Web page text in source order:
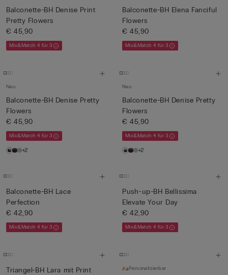
Balconette-BH Denise Print
Pretty Flowers
€ 45,90
Mix&Match 4 für 3
Balconette-BH Elena Fanciful
Flowers
€ 45,90
Mix&Match 4 für 3
Neu
Balconette-BH Denise Pretty
Flowers
€ 45,90
Mix&Match 4 für 3
+2
Neu
Balconette-BH Denise Pretty
Flowers
€ 45,90
Mix&Match 4 für 3
+2
Balconette-BH Lace
Perfection
€ 42,90
Mix&Match 4 für 3
Push-up-BH Bellissima
Elevate Your Day
€ 42,90
Mix&Match 4 für 3
Triangel-BH Lara mit Print
Personalisierbar